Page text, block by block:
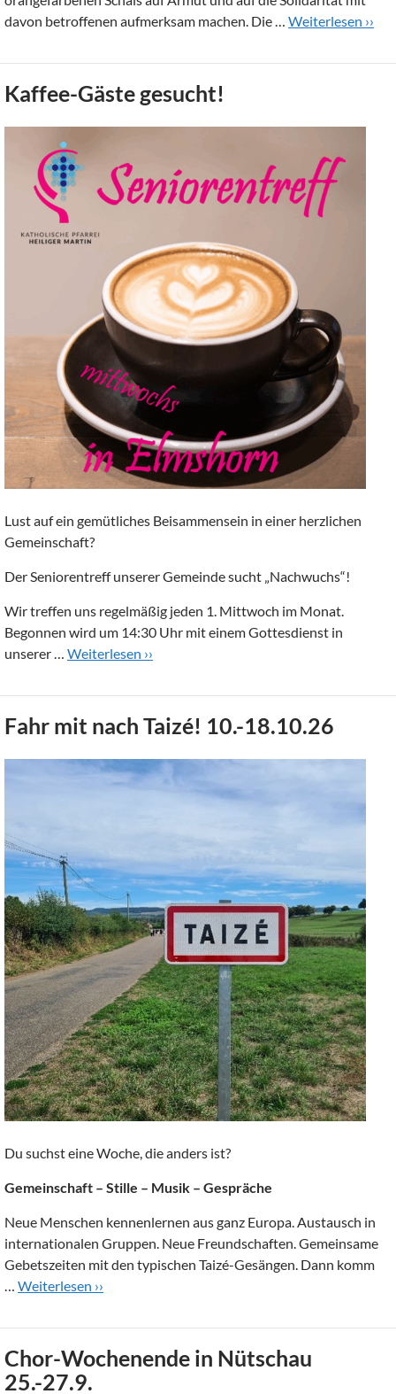
davon betroffenen aufmerksam machen. Die … Weiterlesen ››
Kaffee-Gäste gesucht!
Lust auf ein gemütliches Beisammensein in einer herzlichen
Gemeinschaft?
Der Seniorentreff unserer Gemeinde sucht „Nachwuchs“!
Wir treffen uns regelmäßig jeden 1. Mittwoch im Monat.
Begonnen wird um 14:30 Uhr mit einem Gottesdienst in
unserer … Weiterlesen ››
Fahr mit nach Taizé! 10.-18.10.26
Du suchst eine Woche, die anders ist?
Gemeinschaft – Stille – Musik – Gespräche
Neue Menschen kennenlernen aus ganz Europa. Austausch in
internationalen Gruppen. Neue Freundschaften. Gemeinsame
Gebetszeiten mit den typischen Taizé-Gesängen. Dann komm
… Weiterlesen ››
Chor-Wochenende in Nütschau
25.-27.9.